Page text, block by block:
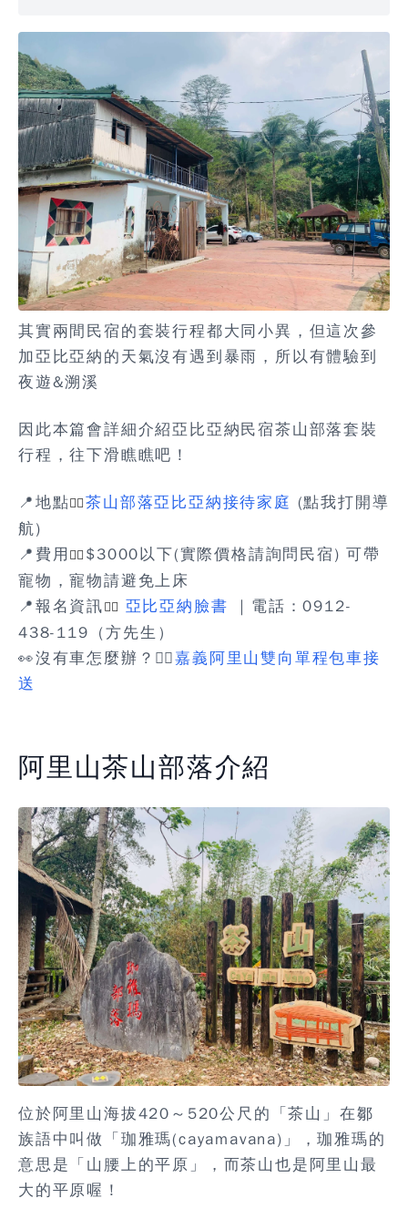
其實兩間民宿的套裝行程都大同小異，但這次參
加亞比亞納的天氣沒有遇到暴雨，所以有體驗到
夜遊&溯溪
因此本篇會詳細介紹亞比亞納民宿茶山部落套裝
行程，往下滑瞧瞧吧！
📍地點👉🏻茶山部落亞比亞納接待家庭 (點我打開導
航)
📍費用 👉🏻 $3000以下(實際價格請詢問民宿) 可帶
寵物，寵物請避免上床
📍報名資訊👉🏻 亞比亞納臉書 ｜電話：0912-
438-119（方先生）
👀沒有車怎麼辦？👉🏻嘉義阿里山雙向單程包車接
送
阿里山茶山部落介紹
位於阿里山海拔420～520公尺的「茶山」在鄒
族語中叫做「珈雅瑪(cayamavana)」，珈雅瑪的
意思是「山腰上的平原」，而茶山也是阿里山最
大的平原喔！